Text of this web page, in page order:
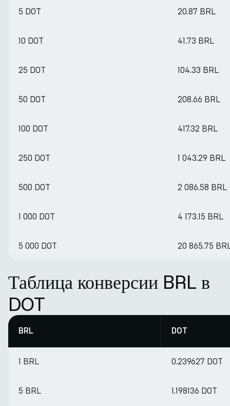
5 DOT 20.87 BRL
10 DOT 41.73 BRL
25 DOT 104.33 BRL
50 DOT 208.66 BRL
100 DOT 417.32 BRL
250 DOT 1 043.29 BRL
500 DOT 2 086.58 BRL
1 000 DOT 4 173.15 BRL
5 000 DOT 20 865.75
Таблица конверсии BRL в
DOT
BRL DOT
1 BRL 0.239627 DOT
5 BRL 1.198136 DOT